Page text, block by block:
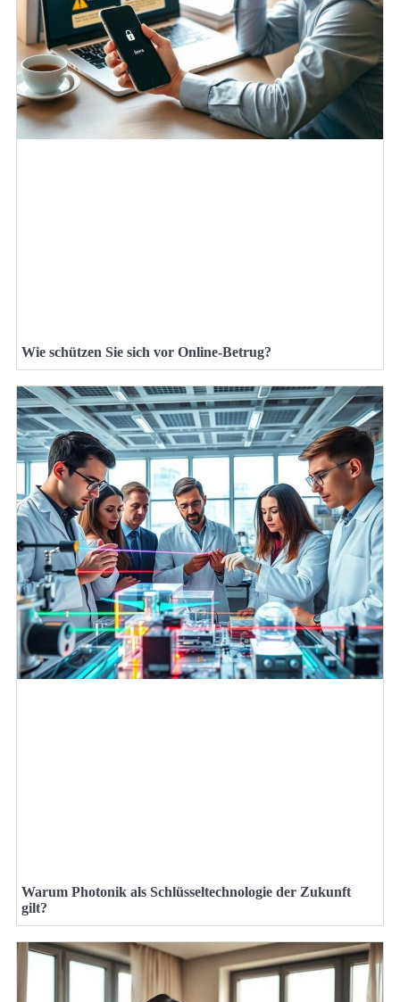
Wie schützen Sie sich vor Online-Betrug?
Warum Photonik als Schlüsseltechnologie der Zukunft
gilt?